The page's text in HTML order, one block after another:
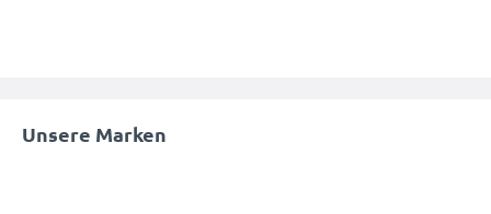
Unsere Marken